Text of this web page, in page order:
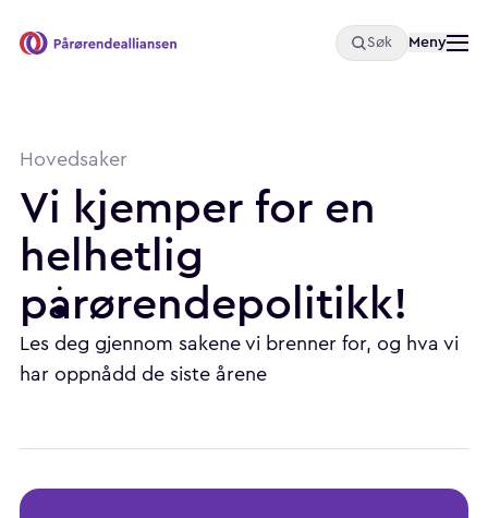
Pårørendealliansen Søk Åpne
Meny
Hovedsaker
Vi kjemper for en
helhetlig
pårørendepolitikk!
Les deg gjennom sakene vi brenner for, og hva vi
har oppnådd de siste årene